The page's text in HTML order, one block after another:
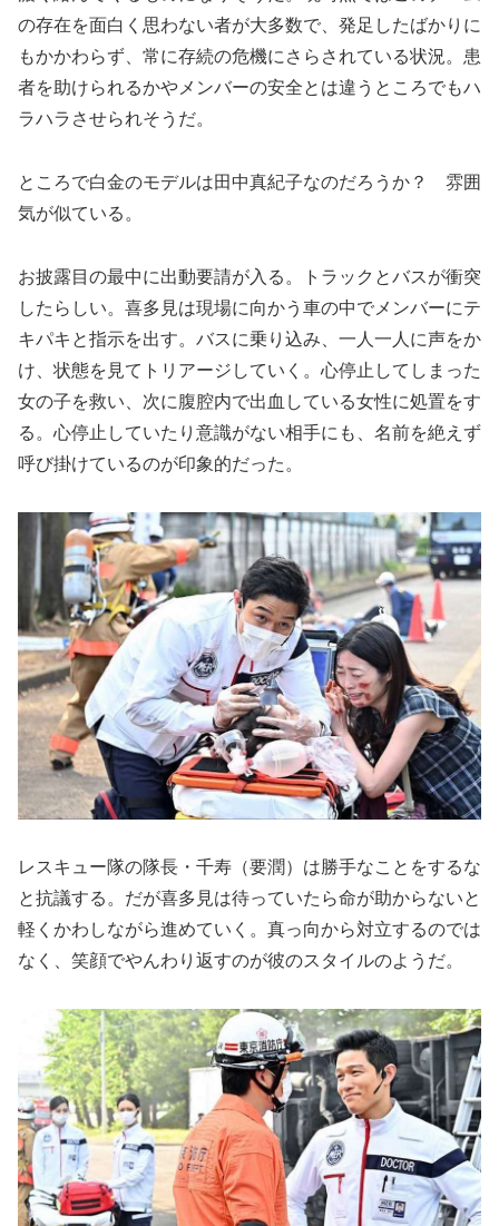
の存在を面白く思わない者が大多数で、発足したばかりに
もかかわらず、常に存続の危機にさらされている状況。患
者を助けられるかやメンバーの安全とは違うところでもハ
ラハラさせられそうだ。
ところで白金のモデルは田中真紀子なのだろうか？ 雰囲
気が似ている。
お披露目の最中に出動要請が入る。トラックとバスが衝突
したらしい。喜多見は現場に向かう車の中でメンバーにテ
キパキと指示を出す。バスに乗り込み、一人一人に声をか
け、状態を見てトリアージしていく。心停止してしまった
女の子を救い、次に腹腔内で出血している女性に処置をす
る。心停止していたり意識がない相手にも、名前を絶えず
呼び掛けているのが印象的だった。
レスキュー隊の隊長・千寿（要潤）は勝手なことをするな
と抗議する。だが喜多見は待っていたら命が助からないと
軽くかわしながら進めていく。真っ向から対立するのでは
なく、笑顔でやんわり返すのが彼のスタイルのようだ。